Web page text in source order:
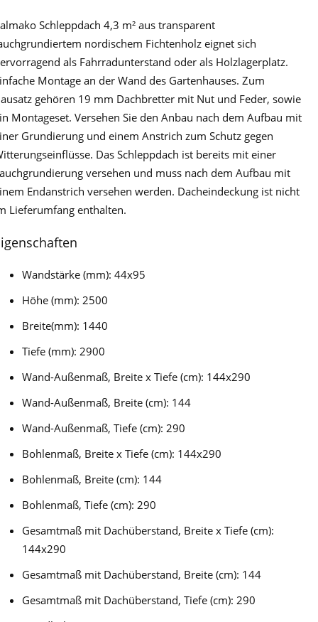
Schleppdach 4,3 m² aus transparent
nordischem Fichtenholz eignet sich
als Fahrradunterstand oder als Holzlagerplatz.
Montage an der Wand des Gartenhauses. Zum
gehören 19 mm Dachbretter mit Nut und Feder, sowie
Montageset. Versehen Sie den Anbau nach dem Aufbau mit
Grundierung und einem Anstrich zum Schutz gegen
Das Schleppdach ist bereits mit einer
versehen und muss nach dem Aufbau mit
Endanstrich versehen werden. Dacheindeckung ist nicht
Lieferumfang enthalten.
Wandstärke (mm): 44x95
Höhe (mm): 2500
Breite(mm): 1440
Tiefe (mm): 2900
Wand-Außenmaß, Breite x Tiefe (cm): 144x290
Wand-Außenmaß, Breite (cm): 144
Wand-Außenmaß, Tiefe (cm): 290
Bohlenmaß, Breite x Tiefe (cm): 144x290
Bohlenmaß, Breite (cm): 144
Bohlenmaß, Tiefe (cm): 290
Gesamtmaß mit Dachüberstand, Breite x Tiefe (cm):
144x290
Gesamtmaß mit Dachüberstand, Breite (cm): 144
Gesamtmaß mit Dachüberstand, Tiefe (cm): 290